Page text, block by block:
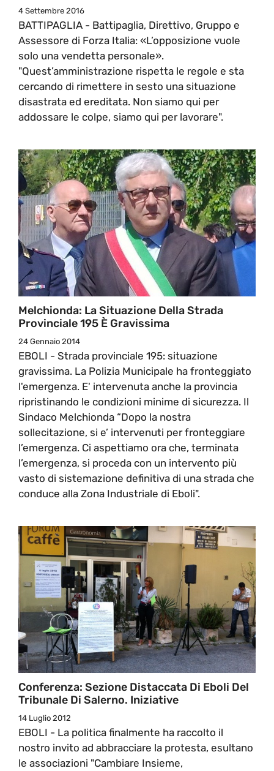
4 Settembre 2016
BATTIPAGLIA - Battipaglia, Direttivo, Gruppo e
Assessore di Forza Italia: «L’opposizione vuole
solo una vendetta personale».
"Quest’amministrazione rispetta le regole e sta
cercando di rimettere in sesto una situazione
disastrata ed ereditata. Non siamo qui per
addossare le colpe, siamo qui per lavorare".
Melchionda: La Situazione Della Strada
Provinciale 195 È Gravissima
24 Gennaio 2014
EBOLI - Strada provinciale 195: situazione
gravissima. La Polizia Municipale ha fronteggiato
l'emergenza. E' intervenuta anche la provincia
ripristinando le condizioni minime di sicurezza. Il
Sindaco Melchionda “Dopo la nostra
sollecitazione, si e’ intervenuti per fronteggiare
l’emergenza. Ci aspettiamo ora che, terminata
l’emergenza, si proceda con un intervento più
vasto di sistemazione definitiva di una strada che
conduce alla Zona Industriale di Eboli".
Conferenza: Sezione Distaccata Di Eboli Del
Tribunale Di Salerno. Iniziative
14 Luglio 2012
EBOLI - La politica finalmente ha raccolto il
nostro invito ad abbracciare la protesta, esultano
le associazioni "Cambiare Insieme,